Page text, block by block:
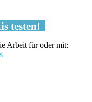
testen!
Arbeit für oder mit: